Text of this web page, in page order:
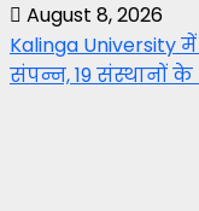
August 8, 2026
Kalinga University
संपन्न, 19 संस्थानों के